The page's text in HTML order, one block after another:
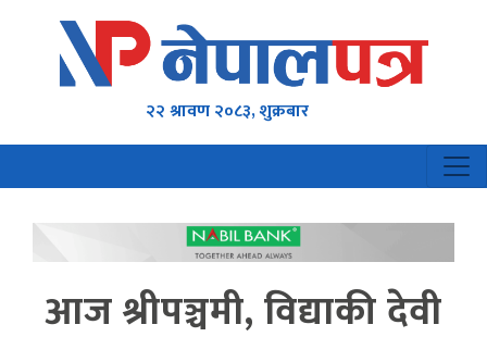
२२ श्रावण २०८३, शुक्रबार
आज श्रीपञ्चमी, विद्याकी देवी